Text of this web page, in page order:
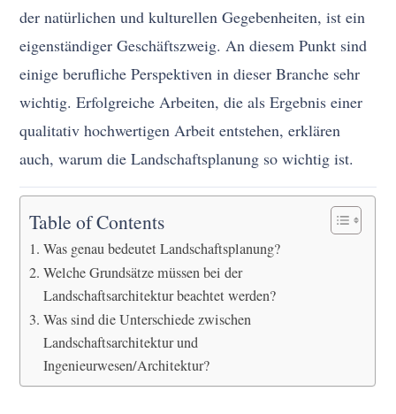
der natürlichen und kulturellen Gegebenheiten, ist ein
eigenständiger Geschäftszweig. An diesem Punkt sind
einige berufliche Perspektiven in dieser Branche sehr
wichtig. Erfolgreiche Arbeiten, die als Ergebnis einer
qualitativ hochwertigen Arbeit entstehen, erklären
auch, warum die Landschaftsplanung so wichtig ist.
Table of Contents
Was genau bedeutet Landschaftsplanung?
Welche Grundsätze müssen bei der
Landschaftsarchitektur beachtet werden?
Was sind die Unterschiede zwischen
Landschaftsarchitektur und
Ingenieurwesen/Architektur?